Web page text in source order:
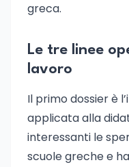
greca.
Le tre linee
lavoro
Il primo dossier è
applicata alla
interessanti le
scuole greche e